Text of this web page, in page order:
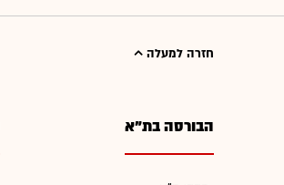
חזרה למעלה
הבורסה בת"א